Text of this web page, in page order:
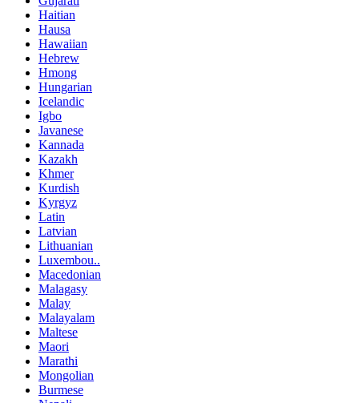
Haitian
Hausa
Hawaiian
Hebrew
Hmong
Hungarian
Icelandic
Igbo
Javanese
Kannada
Kazakh
Khmer
Kurdish
Kyrgyz
Latin
Latvian
Lithuanian
Luxembou..
Macedonian
Malagasy
Malay
Malayalam
Maltese
Maori
Marathi
Mongolian
Burmese